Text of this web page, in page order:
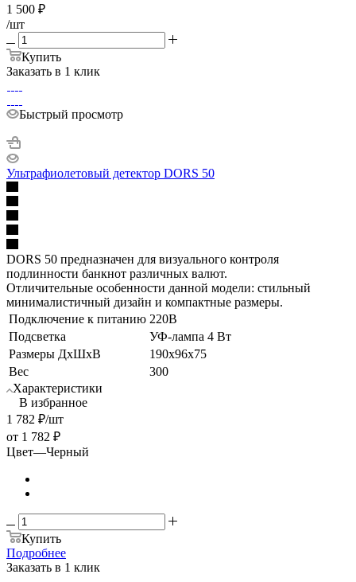
1 500 ₽
/шт
Купить
Заказать в 1 клик
Быстрый просмотр
Ультрафиолетовый детектор DORS 50
DORS 50 предназначен для визуального контроля
подлинности банкнот различных валют.
Отличительные особенности данной модели: стильный
минималистичный дизайн и компактные размеры.
Подключение к питанию 220В
Подсветка
УФ-лампа 4 Вт
Размеры ДхШхВ
190х96х75
Вес
300
Характеристики
В избранное
1 782 ₽/шт
от 1 782 ₽
Цвет—Черный
Купить
Подробнее
Заказать в 1 клик